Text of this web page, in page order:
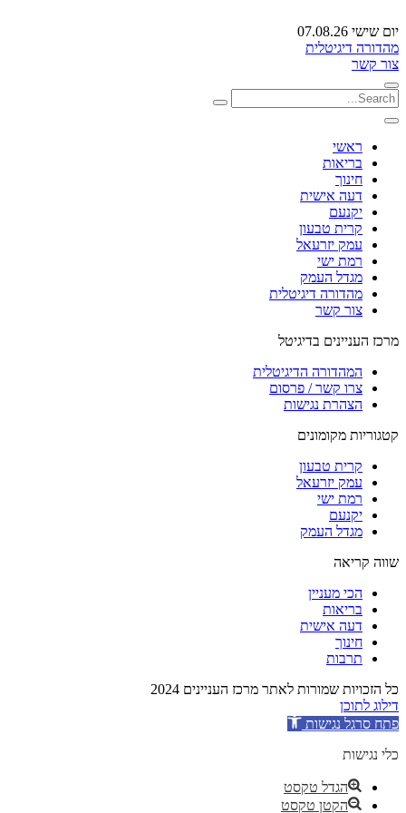
יום שישי 07.08.26
מהדורה דיגיטלית
צור קשר
ראשי
בריאות
חינוך
דעה אישית
יקנעם
קרית טבעון
עמק יזרעאל
רמת ישי
מגדל העמק
מהדורה דיגיטלית
צור קשר
מרכז העניינים בדיגיטל
המהדורה הדיגיטלית
צרו קשר / פרסום
הצהרת נגישות
קטגוריות מקומונים
קרית טבעון
עמק יזרעאל
רמת ישי
יקנעם
מגדל העמק
שווה קריאה
הכי מעניין
בריאות
דעה אישית
חינוך
תרבות
כל הזכויות שמורות לאתר מרכז העניינים 2024
דילוג לתוכן
פתח סרגל נגישות
כלי נגישות
הגדל טקסט
הקטן טקסט